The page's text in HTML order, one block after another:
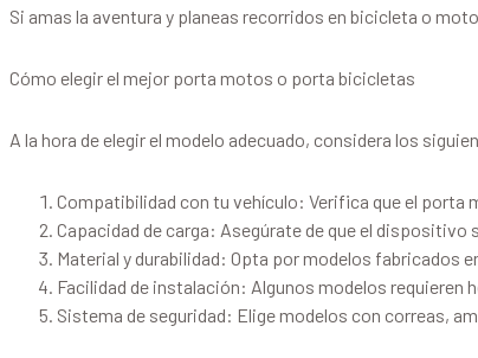
Si amas la aventura y planeas recorridos en bicicleta o
Cómo elegir el mejor porta motos o porta bicicletas
A la hora de elegir el modelo adecuado, considera los
Compatibilidad con tu vehículo: Verifica que el porta
Capacidad de carga: Asegúrate de que el
Material y durabilidad: Opta por modelos fabricados
Facilidad de instalación: Algunos modelos
Sistema de seguridad: Elige modelos con correas,